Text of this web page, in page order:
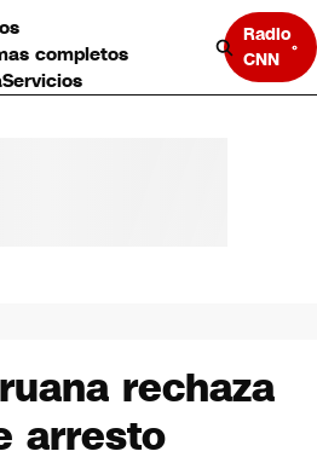
completos
Servicios
Radio
CNN
rechaza
arresto